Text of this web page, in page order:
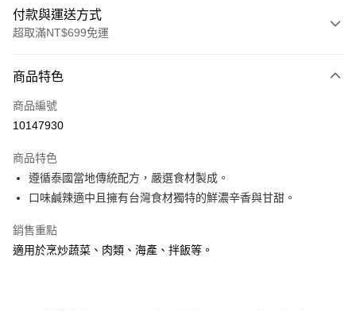
付款與運送方式
超取滿NT$699免運
信用卡一次付款
Apple Pay
運送方式
• 付款後全家取貨
每筆NT$60，滿NT$699(含以上)免運費
• 付款後7-11取貨
每筆NT$60，滿NT$699(含以上)免運費
商品特色
商品編號
10147930
商品特色
遵循泰國當地傳統配方，嚴選食材製成。
口味鹹辣適中且擁有台灣食材獨特的鮮濃辛香與甘甜。
銷售重點
適用於烹炒蔬菜、肉類、海產、拌飯等。